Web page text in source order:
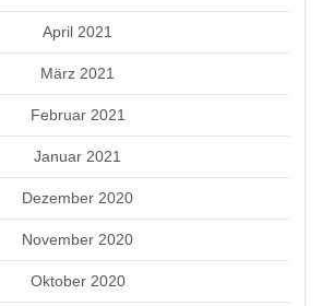
April 2021
März 2021
Februar 2021
Januar 2021
Dezember 2020
November 2020
Oktober 2020